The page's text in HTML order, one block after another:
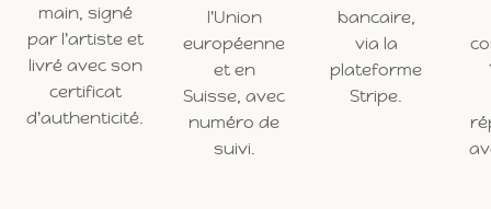
main, signé
par l'artiste et
livré avec son
certificat
d'authenticité.
l'Union
européenne
et en
Suisse, avec
numéro de
suivi.
bancaire,
via la
plateforme
Stripe.